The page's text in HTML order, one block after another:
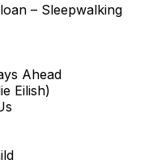
– Sleepwalking
Ahead
Eilish)